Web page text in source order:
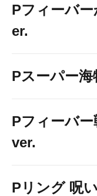
Pフィーバ
er.
Pスーパー海
Pフィーバ
ver.
Pリング 呪